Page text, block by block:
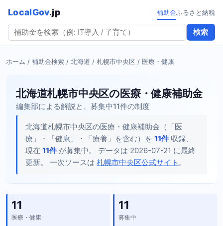
LocalGov.jp
検索
補助金ふるさと納税
ホーム / 補助金検索 / 北海道 / 札幌市中央区 / 医療・健康
北海道札幌市中央区の医療・健康補助金
編集部による解説と、募集中11件の制度
北海道札幌市中央区の医療・健康補助金（「医
療」・「健康」・「療養」を含む）を 11件 収録、
現在 11件 が募集中。 データは 2026-07-21 に最終
更新。 一次ソースは 札幌市中央区公式サイト 。
11
医療・健康
11
募集中